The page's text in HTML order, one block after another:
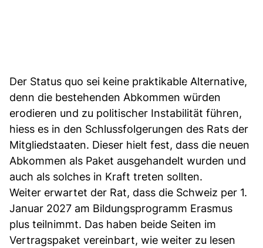
Der Status quo sei keine praktikable Alternative,
denn die bestehenden Abkommen würden
erodieren und zu politischer Instabilität führen,
hiess es in den Schlussfolgerungen des Rats der
Mitgliedstaaten. Dieser hielt fest, dass die neuen
Abkommen als Paket ausgehandelt wurden und
auch als solches in Kraft treten sollten.
Weiter erwartet der Rat, dass die Schweiz per 1.
Januar 2027 am Bildungsprogramm Erasmus
plus teilnimmt. Das haben beide Seiten im
Vertragspaket vereinbart, wie weiter zu lesen